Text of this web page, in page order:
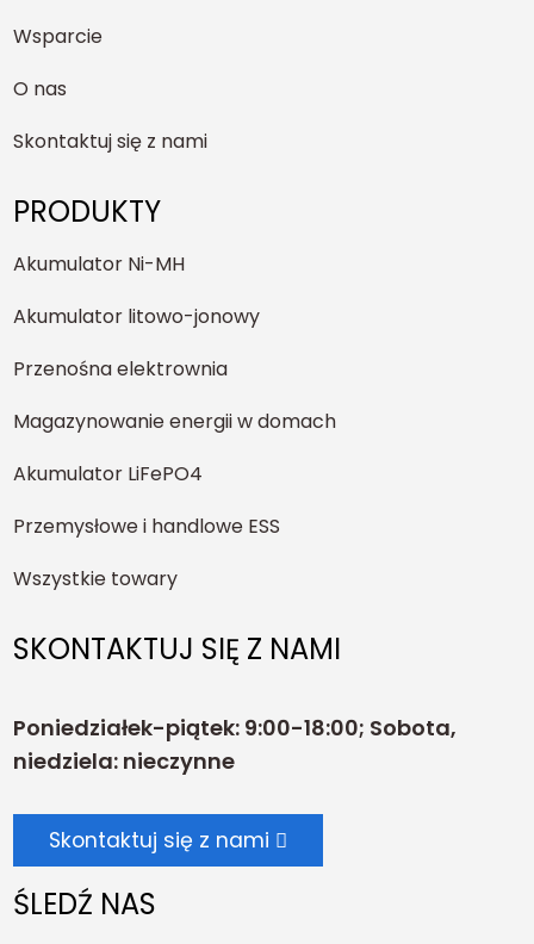
Wsparcie
O nas
Skontaktuj się z nami
PRODUKTY
Akumulator Ni-MH
Akumulator litowo-jonowy
Przenośna elektrownia
Magazynowanie energii w domach
Akumulator LiFePO4
Przemysłowe i handlowe ESS
Wszystkie towary
SKONTAKTUJ SIĘ Z NAMI
Poniedziałek-piątek: 9:00-18:00; Sobota,
niedziela: nieczynne
Skontaktuj się z nami
ŚLEDŹ NAS